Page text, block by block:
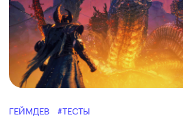
ГЕЙМДЕВ #ТЕСТЫ